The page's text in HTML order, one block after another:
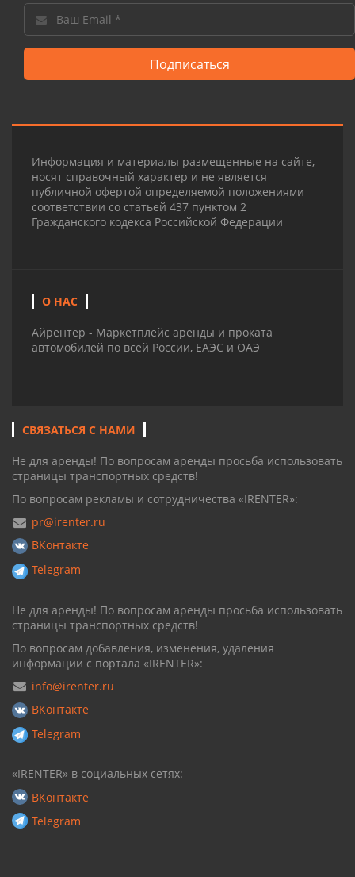
Подписаться
Информация и материалы размещенные на сайте,
носят справочный характер и не является
публичной офертой определяемой положениями
соответствии со статьей 437 пунктом 2
Гражданского кодекса Российской Федерации
О НАС
Айрентер - Маркетплейс аренды и проката
автомобилей по всей России, ЕАЭС и ОАЭ
СВЯЗАТЬСЯ С НАМИ
Не для аренды! По вопросам аренды просьба использовать
страницы транспортных средств!
По вопросам рекламы и сотрудничества «IRENTER»:
pr@irenter.ru
ВКонтакте
Telegram
Не для аренды! По вопросам аренды просьба использовать
страницы транспортных средств!
По вопросам добавления, изменения, удаления
информации с портала «IRENTER»:
info@irenter.ru
ВКонтакте
Telegram
«IRENTER» в социальных сетях:
ВКонтакте
Telegram